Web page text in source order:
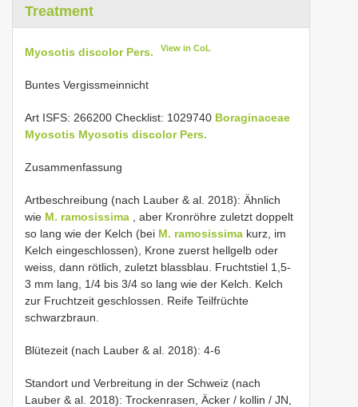
Treatment
Myosotis discolor Pers. View in CoL
Buntes Vergissmeinnicht
Art ISFS: 266200 Checklist: 1029740 Boraginaceae
Myosotis Myosotis discolor Pers.
Zusammenfassung
Artbeschreibung (nach Lauber & al. 2018): Ähnlich
wie M. ramosissima , aber Kronröhre zuletzt doppelt
so lang wie der Kelch (bei M. ramosissima kurz, im
Kelch eingeschlossen), Krone zuerst hellgelb oder
weiss, dann rötlich, zuletzt blassblau. Fruchtstiel 1,5-
3 mm lang, 1/4 bis 3/4 so lang wie der Kelch. Kelch
zur Fruchtzeit geschlossen. Reife Teilfrüchte
schwarzbraun.
Blütezeit (nach Lauber & al. 2018): 4-6
Standort und Verbreitung in der Schweiz (nach
Lauber & al. 2018): Trockenrasen, Äcker / kollin / JN,